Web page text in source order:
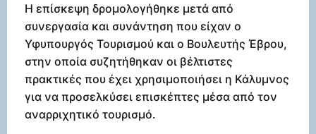
Η επίσκεψη δρομολογήθηκε μετά από
συνεργασία και συνάντηση που είχαν ο
Υφυπουργός Τουρισμού και ο Βουλευτής Έβρου,
στην οποία συζητήθηκαν οι βέλτιστες
πρακτικές που έχει χρησιμοποιήσει η Κάλυμνος
για να προσελκύσει επισκέπτες μέσα από τον
αναρριχητικό τουρισμό.